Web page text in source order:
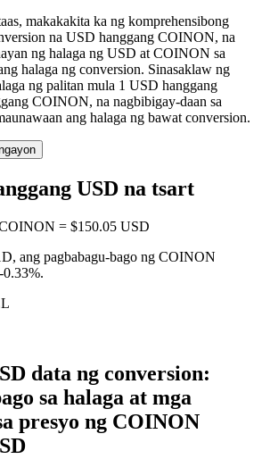
makakakita ka ng komprehensibong
na USD hanggang COINON, na
ng halaga ng USD at COINON sa
halaga ng conversion. Sinasaklaw ng
ng palitan mula 1 USD hanggang
COINON, na nagbibigay-daan sa
ang halaga ng bawat conversion.
USD na tsart
= $150.05 USD
ang pagbabagu-bago ng COINON
-0.33%.
data ng conversion:
sa halaga at mga
presyo ng COINON